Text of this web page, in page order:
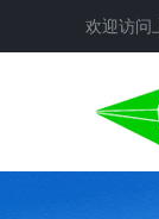
欢迎访问